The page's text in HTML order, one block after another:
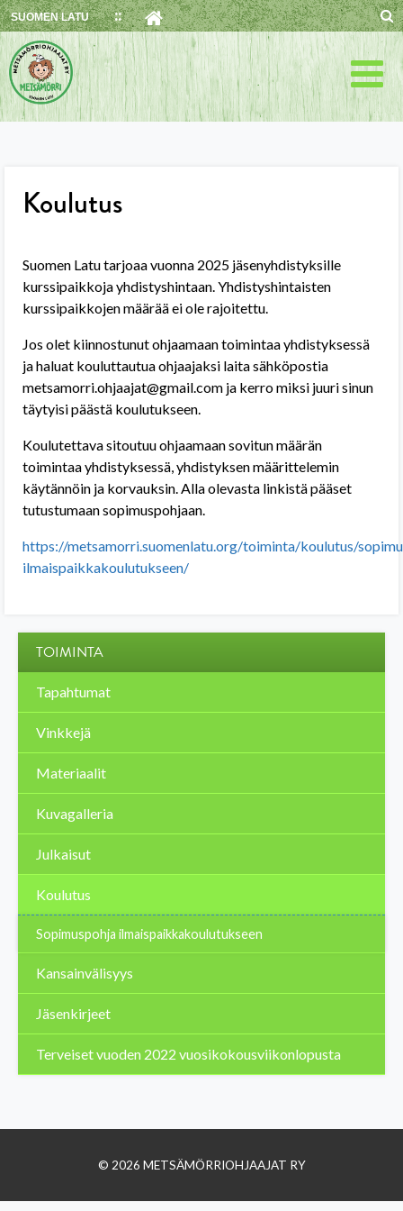
Skip
to
content
SUOMEN LATU
Koulutus
Suomen Latu tarjoaa vuonna 2025 jäsenyhdistyksille
kurssipaikkoja yhdistyshintaan. Yhdistyshintaisten
kurssipaikkojen määrää ei ole rajoitettu.
Jos olet kiinnostunut ohjaamaan toimintaa yhdistyksessä
ja haluat kouluttautua ohjaajaksi laita sähköpostia
metsamorri.ohjaajat@gmail.com ja kerro miksi juuri sinun
täytyisi päästä koulutukseen.
Koulutettava sitoutuu ohjaamaan sovitun määrän
toimintaa yhdistyksessä, yhdistyksen määrittelemin
käytännöin ja korvauksin. Alla olevasta linkistä pääset
tutustumaan sopimuspohjaan.
https://metsamorri.suomenlatu.org/toiminta/koulutus/
ilmaispaikkakoulutukseen/
TOIMINTA
Tapahtumat
Vinkkejä
Materiaalit
Kuvagalleria
Julkaisut
Koulutus
Sopimuspohja ilmaispaikkakoulutukseen
Kansainvälisyys
Jäsenkirjeet
Terveiset vuoden 2022 vuosikokousviikonlopusta
© 2026 METSÄMÖRRIOHJAAJAT RY